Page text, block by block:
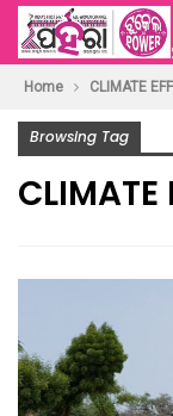
Home CLIMATE
Browsing Tag
CLIMATE